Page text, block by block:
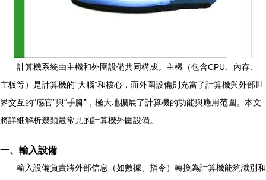
計算機系統由主機和外圍設備共同構成。主機（包含CPU、內存、
主板等）是計算機的“大腦”和核心，而外圍設備則充當了計算機與外部世
界交互的“感官”與“手腳”，極大地擴展了計算機的功能與應用范圍。本文
將詳細解析幾類最常見的計算機外圍設備。
一、輸入設備
輸入設備負責將外部信息（如數據、指令）轉換為計算機能夠識別和